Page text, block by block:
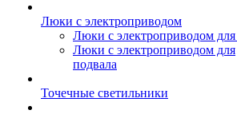
Люки с электроприводом
Люки с электроприводом
Люки с электроприводом для
подвала
Точечные светильники